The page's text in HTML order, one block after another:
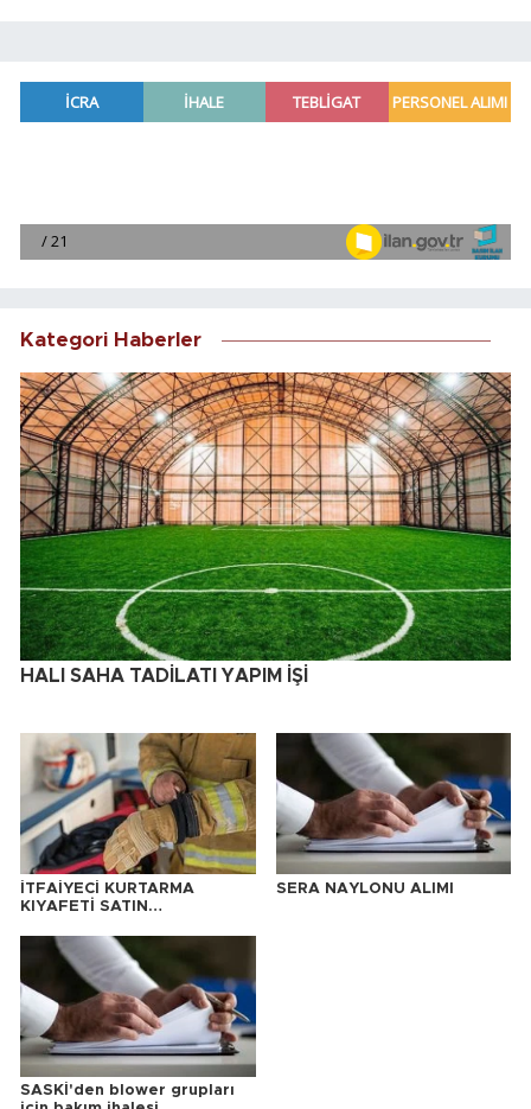
Kategori Haberler
HALI SAHA TADİLATI YAPIM İŞİ
İTFAİYECİ KURTARMA
KIYAFETİ SATIN
SERA NAYLONU ALIMI
SASKİ'den blower grupları